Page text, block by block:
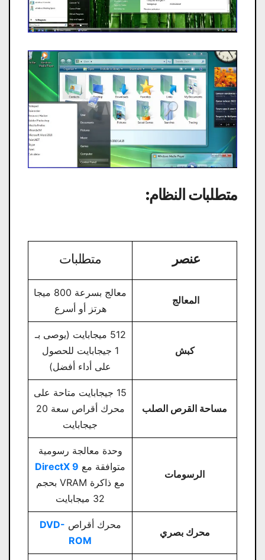
متطلبات النظام:
عنصر متطلبات
المعالج
معالج بسرعة 800 ميجا
هرتز أو أسرع
كبش
512 ميجابايت (يوصى بـ
1 جيجابايت للحصول
على أداء أفضل)
مساحة القرص الصلب
15 جيجابايت متاحة على
محرك أقراص سعة 20
جيجابايت
الرسومات
وحدة معالجة رسومية
متوافقة مع DirectX 9
مع ذاكرة VRAM بحجم
32 ميجابايت
محرك بصري
محرك أقراص DVD-
ROM